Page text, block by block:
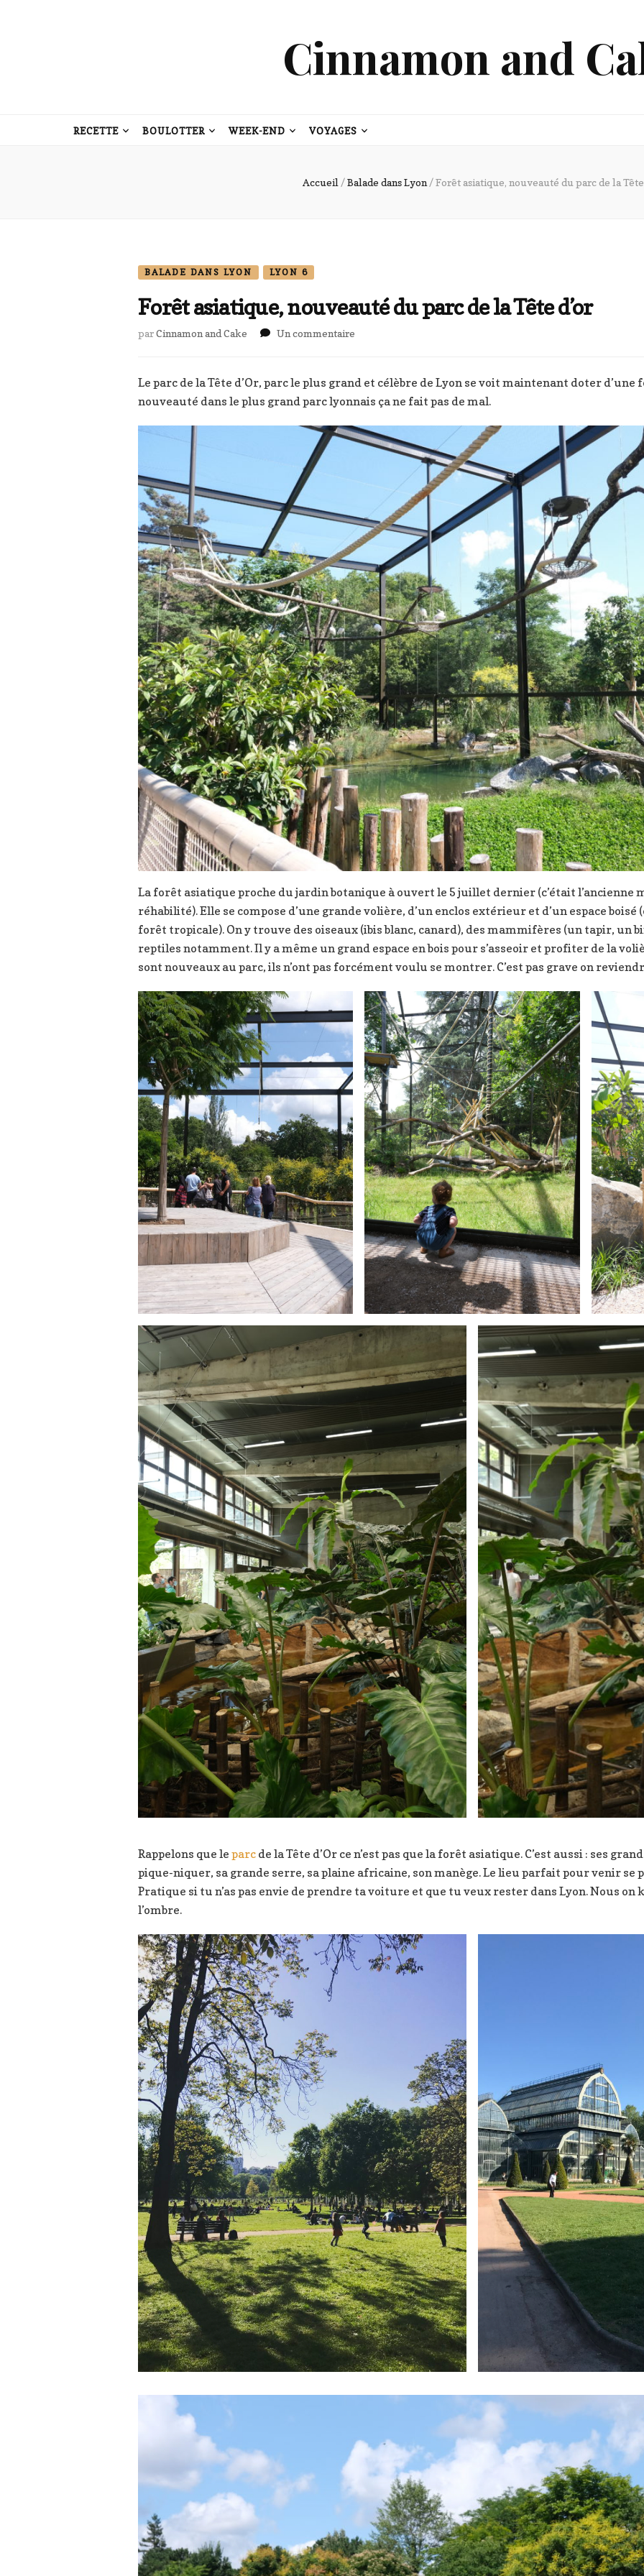
Cinnamon and
RECETTE BOULOTTER WEEK-END VOYAGES
Accueil /Balade dans Lyon /Forêt asiatique, nouveauté du parc de la Tête
BALADE DANS LYON LYON 6
Forêt asiatique, nouveauté du parc de la Tête d’or
parCinnamon and Cake Un commentaire
nouveauté
parc
de
la
Le parc de la Tête d’Or, parc le plus grand et célèbre de Lyon se voit maintenant doter d’une
nouveauté dans le plus grand parc lyonnais ça ne fait pas de mal.
La forêt asiatique proche du jardin botanique à ouvert le 5 juillet dernier (c’était l’ancienne
réhabilité). Elle se compose d’une grande volière, d’un enclos extérieur et d’un espace boisé
forêt tropicale). On y trouve des oiseaux (ibis blanc, canard), des mammifères (un tapir, un
reptiles notamment. Il y a même un grand espace en bois pour s’asseoir et profiter de la
sont nouveaux au parc, ils n’ont pas forcément voulu se montrer. C’est pas grave on
Rappelons que le parc de la Tête d’Or ce n’est pas que la forêt asiatique. C’est aussi : ses
pique-niquer, sa grande serre, sa plaine africaine, son manège. Le lieu parfait pour venir se
Pratique si tu n’as pas envie de prendre ta voiture et que tu veux rester dans Lyon. Nous
l’ombre.